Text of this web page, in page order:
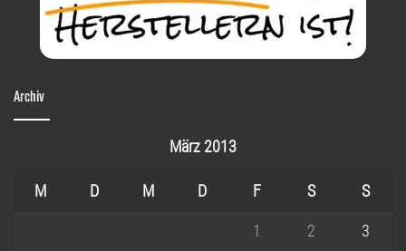
Archiv
März 2013
M D M D F S S
1 2
3